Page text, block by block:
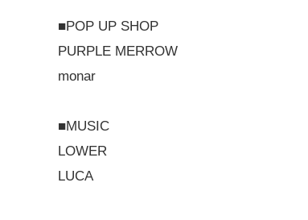
■POP UP SHOP
PURPLE MERROW
monar
■MUSIC
LOWER
LUCA